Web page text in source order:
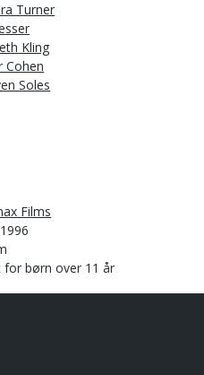
Turner
Kling
Cohen
Soles
Films
for børn over 11 år